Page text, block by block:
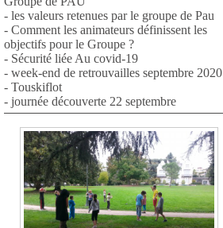
- les valeurs retenues par le groupe de Pau
- Comment les animateurs définissent les
objectifs pour le Groupe ?
- Sécurité liée Au covid-19
- week-end de retrouvailles septembre 2020
- Touskiflot
- journée découverte 22 septembre